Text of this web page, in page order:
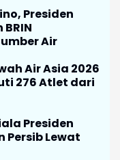
Presiden
Air
Air Asia 2026
276 Atlet dari
Presiden
Persib Lewat